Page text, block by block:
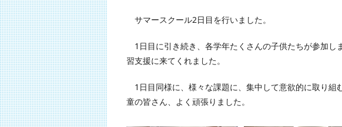
サマースクール2日目を行いました。
1日目に引き続き、各学年たくさんの子供たちが参加し
習支援に来てくれました。
1日目同様に、様々な課題に、集中して意欲的に取り組
童の皆さん、よく頑張りました。